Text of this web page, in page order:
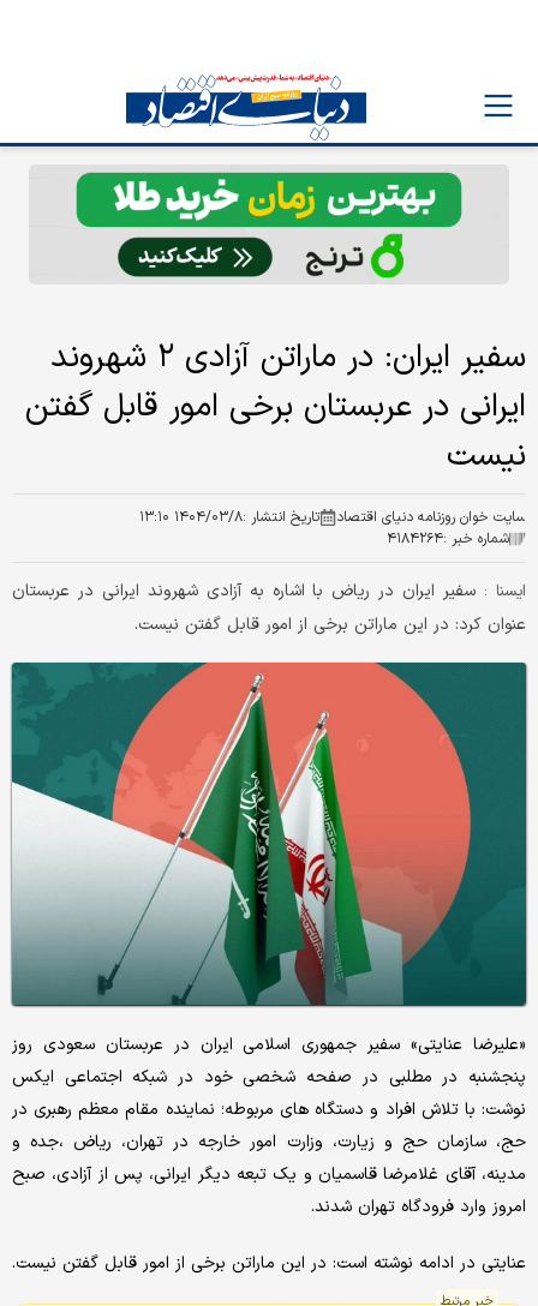
سفیر ایران: در ماراتن آزادی ۲ شهروند
ایرانی در عربستان برخی امور قابل گفتن
نیست
سایت خوان روزنامه دنیای اقتصاد تاریخ انتشار :۱۴۰۴/۰۳/۸ ۱۳:۱۰
شماره خبر :۴۱۸۴۲۶۴
ايسنا : سفیر ایران در ریاض با اشاره به آزادی شهروند ایرانی در عربستان
عنوان کرد: در این ماراتن برخی از امور قابل گفتن نیست.
«علیرضا عنایتی» سفیر جمهوری اسلامی ایران در عربستان سعودی روز
پنجشنبه در مطلبی در صفحه شخصی خود در شبکه اجتماعی ایکس
نوشت: با تلاش افراد و دستگاه های مربوطه؛ نماینده مقام معظم رهبری در
حج، سازمان حج و زیارت، ‌وزارت امور خارجه در تهران، ریاض ،جده و
مدینه، آقای غلامرضا قاسمیان و یک تبعه دیگر ایرانی، پس از آزادی، صبح
امروز وارد فرودگاه تهران شدند.
عنایتی در ادامه نوشته است: در این ماراتن برخی از امور قابل گفتن نیست.
خبر مرتبط